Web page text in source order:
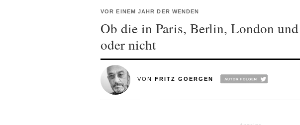
VOR EINEM JAHR DER WENDEN
Ob die in Paris, Berlin, London
oder nicht
VON FRITZ GOERGEN